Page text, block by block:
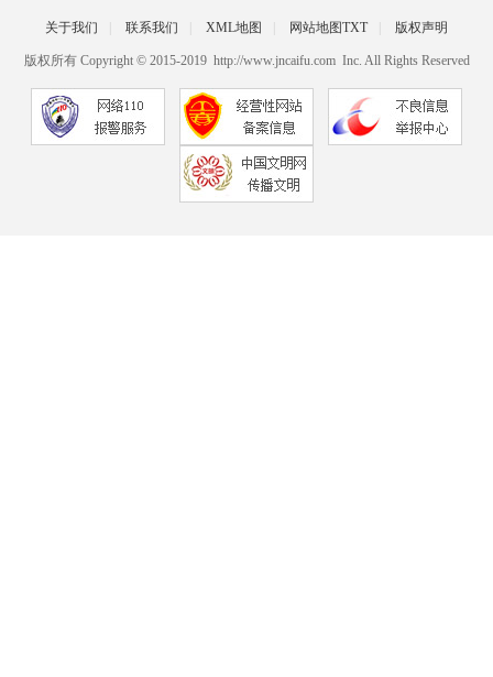
关于我们 联系我们 XML地图 网站地图TXT 版权声明
版权所有 Copyright © 2015-2019 http://www.jncaifu.com Inc. All Rights Reserved